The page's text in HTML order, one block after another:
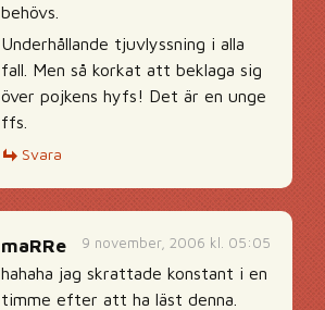
behövs.
Underhållande tjuvlyssning i alla
fall. Men så korkat att beklaga sig
över pojkens hyfs! Det är en unge
ffs.
Svara
9 november, 2006 kl. 05:05
maRRe
hahaha jag skrattade konstant i en
timme efter att ha läst denna.